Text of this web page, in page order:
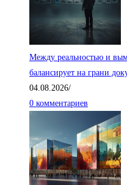
Между реальностью и
балансирует на грани
04.08.2026/
0 комментариев